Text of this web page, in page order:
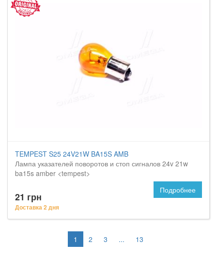
TEMPEST S25 24V21W BA15S AMB
Лампа указателей поворотов и стоп сигналов 24v 21w
ba15s amber <tempest>
21 грн
Доставка 2 дня
Подробнее
1 2 3 ... 13